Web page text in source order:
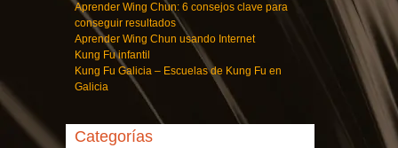
Aprender Wing Chun: 6 consejos clave para
conseguir resultados
Aprender Wing Chun usando Internet
Kung Fu infantil
Kung Fu Galicia – Escuelas de Kung Fu en
Galicia
Categorías